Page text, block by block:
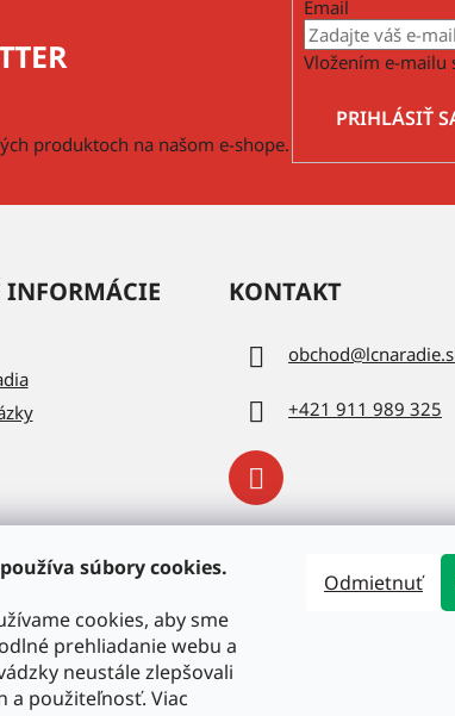
súbory cookies.
cookies, aby sme
prehliadanie webu a
neustále zlepšovali
a použiteľnosť. Viac
Odmietnuť
produktoch na našom e-shope.
Email
Vložením e-mailu
PRIHLÁSIŤ
INFORMÁCIE KONTAKT
obchod@
+421 911 989 325